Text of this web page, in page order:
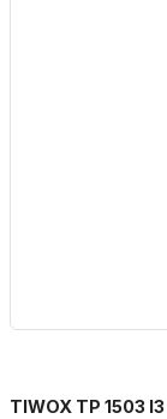
TIWOX TP 1503